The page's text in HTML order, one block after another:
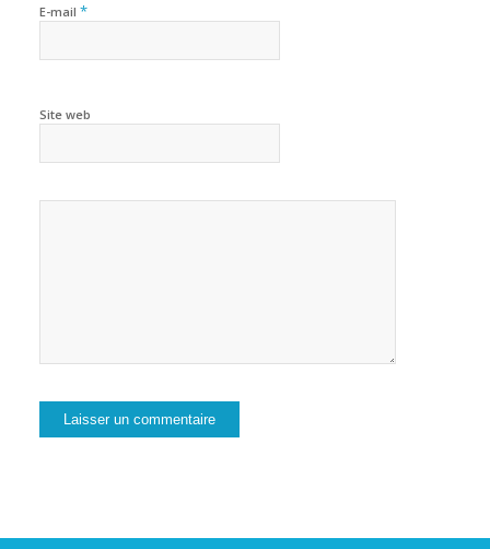
E-mail *
Site web